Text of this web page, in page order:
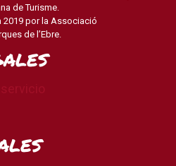
de Turisme.
2019 por la Associació
de l’Ebre.